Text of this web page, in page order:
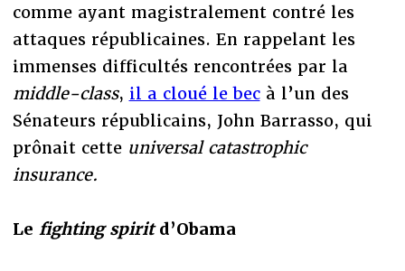
comme ayant magistralement contré les
attaques républicaines. En rappelant les
immenses difficultés rencontrées par la
middle-class, il a cloué le becà l’un des
Sénateurs républicains, John Barrasso, qui
prônait cette universal catastrophic
insurance.
Le fighting spiritd’Obama